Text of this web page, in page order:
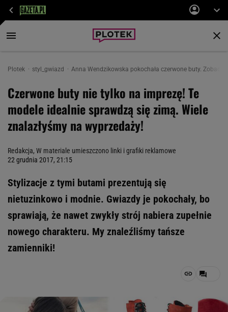
Plotek styl_gwiazd Anna Wendzikowska pokochała czerwone buty.
Czerwone buty nie tylko na imprezę! Te
modele idealnie sprawdzą się zimą. Wiele
znalazłyśmy na wyprzedaży!
Redakcja, W materiale umieszczono linki i grafiki reklamowe
22 grudnia 2017, 21:15
Stylizacje z tymi butami prezentują się
nietuzinkowo i modnie. Gwiazdy je pokochały, bo
sprawiają, że nawet zwykły strój nabiera zupełnie
nowego charakteru. My znaleźliśmy tańsze
zamienniki!